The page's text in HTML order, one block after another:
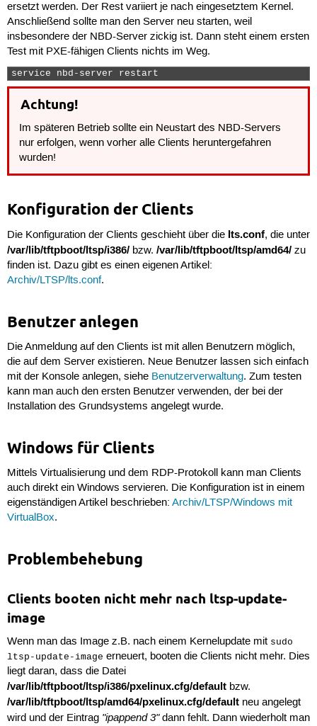
label ltsp-NBD-3.13.0-43-generic
menu label LTSP, using NBD, with Linux 3.13.0-43-
kernel vmlinuz-3.13.0-43-generic
append ro initrd=initrd.img-3.13.0-43-generic init=/
ipappend 3
menu end
ersetzt werden. Der Rest variiert je nach eingesetztem Kernel.
Anschließend sollte man den Server neu starten, weil
insbesondere der NBD-Server zickig ist. Dann steht einem ersten
Test mit PXE-fähigen Clients nichts im Weg.
service nbd-server restart
Achtung!
Im späteren Betrieb sollte ein Neustart des NBD-Servers
nur erfolgen, wenn vorher alle Clients heruntergefahren
wurden!
Konfiguration der Clients
Die Konfiguration der Clients geschieht über die lts.conf, die unter
/var/lib/tftpboot/ltsp/i386/bzw. /var/lib/tftpboot/ltsp/amd64/zu
finden ist. Dazu gibt es einen eigenen Artikel:
Archiv/LTSP/lts.conf.
Benutzer anlegen
Die Anmeldung auf den Clients ist mit allen Benutzern möglich,
die auf dem Server existieren. Neue Benutzer lassen sich einfach
mit der Konsole anlegen, siehe Benutzerverwaltung. Zum testen
kann man auch den ersten Benutzer verwenden, der bei der
Installation des Grundsystems angelegt wurde.
Windows für Clients
Mittels Virtualisierung und dem RDP-Protokoll kann man Clients
auch direkt ein Windows servieren. Die Konfiguration ist in einem
eigenständigen Artikel beschrieben: Archiv/LTSP/Windows mit
VirtualBox.
Problembehebung
Clients booten nicht mehr nach ltsp-update-
image
Wenn man das Image z.B. nach einem Kernelupdate mit sudo
ltsp-update-image erneuert, booten die Clients nicht mehr. Dies
liegt daran, dass die Datei
/var/lib/tftpboot/ltsp/i386/pxelinux.cfg/defaultbzw.
/var/lib/tftpboot/ltsp/amd64/pxelinux.cfg/defaultneu angelegt
wird und der Eintrag "ipappend 3"dann fehlt. Dann wiederholt man